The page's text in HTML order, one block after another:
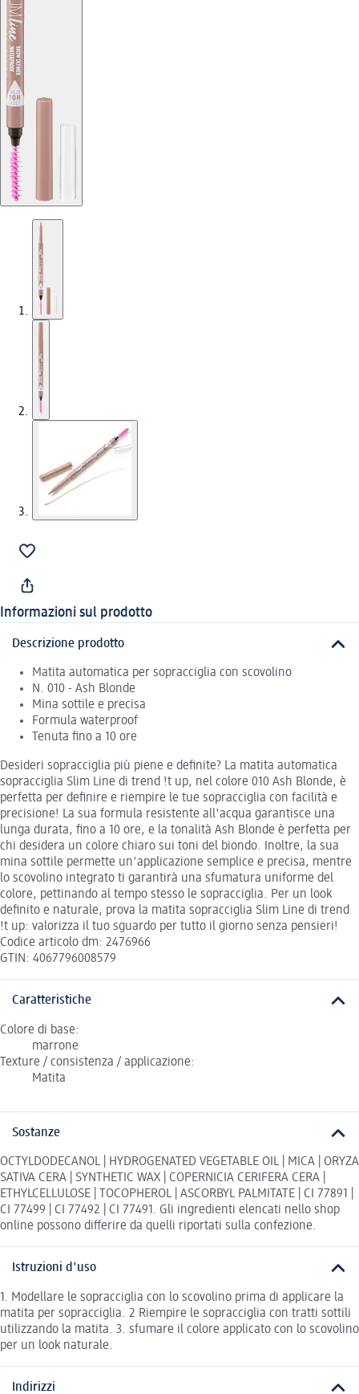
Informazioni sul prodotto
Descrizione prodotto
Matita automatica per sopracciglia con scovolino
N. 010 - Ash Blonde
Mina sottile e precisa
Formula waterproof
Tenuta fino a 10 ore
Desideri sopracciglia più piene e definite? La matita automatica
sopracciglia Slim Line di trend !t up, nel colore 010 Ash Blonde, è
perfetta per definire e riempire le tue sopracciglia con facilità e
precisione! La sua formula resistente all'acqua garantisce una
lunga durata, fino a 10 ore, e la tonalità Ash Blonde è perfetta per
chi desidera un colore chiaro sui toni del biondo. Inoltre, la sua
mina sottile permette un'applicazione semplice e precisa, mentre
lo scovolino integrato ti garantirà una sfumatura uniforme del
colore, pettinando al tempo stesso le sopracciglia. Per un look
definito e naturale, prova la matita sopracciglia Slim Line di trend
!t up: valorizza il tuo sguardo per tutto il giorno senza pensieri!
Codice articolo dm: 2476966
GTIN: 4067796008579
Caratteristiche
Colore di base:
marrone
Texture / consistenza / applicazione:
Matita
Sostanze
OCTYLDODECANOL | HYDROGENATED VEGETABLE OIL | MICA | ORYZA
SATIVA CERA | SYNTHETIC WAX | COPERNICIA CERIFERA CERA |
ETHYLCELLULOSE | TOCOPHEROL | ASCORBYL PALMITATE | CI 77891 |
CI 77499 | CI 77492 | CI 77491. Gli ingredienti elencati nello shop
online possono differire da quelli riportati sulla confezione.
Istruzioni d'uso
1. Modellare le sopracciglia con lo scovolino prima di applicare la
matita per sopracciglia. 2 Riempire le sopracciglia con tratti sottili
utilizzando la matita. 3. sfumare il colore applicato con lo scovolino
per un look naturale.
Indirizzi